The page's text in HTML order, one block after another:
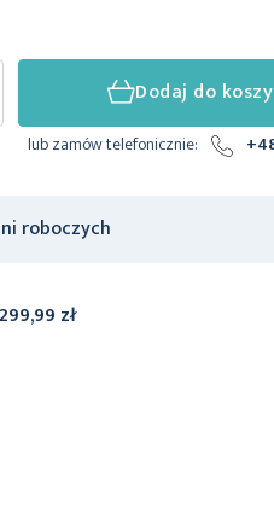
Dodaj do
lub zamów telefonicznie:
roboczych
zł